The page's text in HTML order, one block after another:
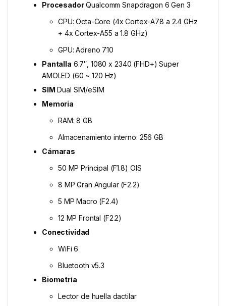
ProcesadorQualcomm Snapdragon 6 Gen 3
CPU: Octa-Core (4x Cortex-A78 a 2.4 GHz
+ 4x Cortex-A55 a 1.8 GHz)
GPU: Adreno 710
Pantalla 6.7″, 1080 x 2340 (FHD+) Super
AMOLED (60 ~ 120 Hz)
SIM Dual SIM/eSIM
Memoria
RAM: 8 GB
Almacenamiento interno: 256 GB
Cámaras
50 MP Principal (F1.8) OIS
8 MP Gran Angular (F2.2)
5 MP Macro (F2.4)
12 MP Frontal (F2.2)
Conectividad
WiFi 6
Bluetooth v5.3
Biometría
Lector de huella dactilar